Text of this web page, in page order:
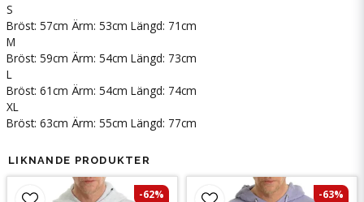
S
Bröst: 57cm Ärm: 53cm Längd: 71cm
M
Bröst: 59cm Ärm: 54cm Längd: 73cm
L
Bröst: 61cm Ärm: 54cm Längd: 74cm
XL
Bröst: 63cm Ärm: 55cm Längd: 77cm
LIKNANDE PRODUKTER
-62% -63%